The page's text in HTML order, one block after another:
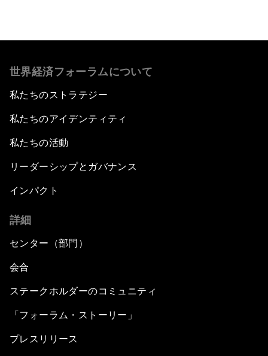
世界経済フォーラムについて
私たちのストラテジー
私たちのアイデンティティ
私たちの活動
リーダーシップとガバナンス
インパクト
詳細
センター（部門）
会合
ステークホルダーのコミュニティ
「フォーラム・ストーリー」
プレスリリース